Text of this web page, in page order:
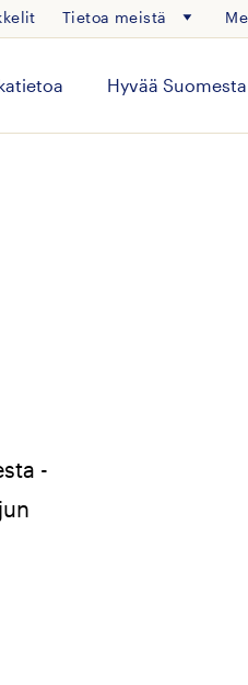
Tietoa meistä
Hyvää
-